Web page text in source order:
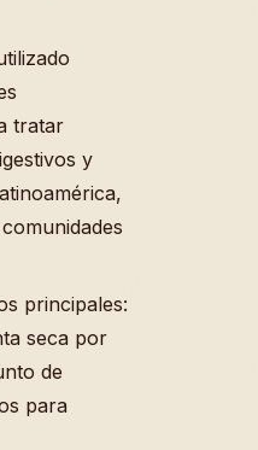
tratar
y
principales:
seca por
de
para